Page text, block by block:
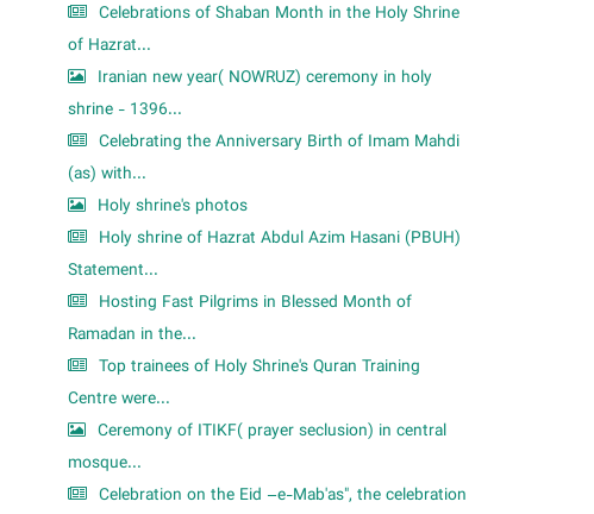
Celebrations of Shaban Month in the Holy Shrine
of Hazrat...
Iranian new year( NOWRUZ) ceremony in holy
shrine - 1396...
Celebrating the Anniversary Birth of Imam Mahdi
(as) with...
Holy shrine's photos
Holy shrine of Hazrat Abdul Azim Hasani (PBUH)
Statement...
Hosting Fast Pilgrims in Blessed Month of
Ramadan in the...
Top trainees of Holy Shrine's Quran Training
Centre were...
Ceremony of ITIKF( prayer seclusion) in central
mosque...
Celebration on the Eid –e-Mab'as", the celebration